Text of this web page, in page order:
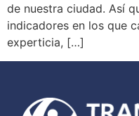
de nuestra ciudad. Así
indicadores en los que
experticia, […]